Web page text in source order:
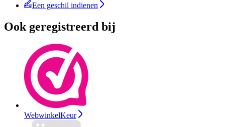
Een geschil indienen
Ook geregistreerd bij
WebwinkelKeur